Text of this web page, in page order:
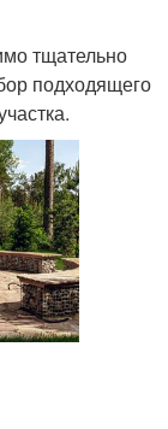
тщательно
подходящего